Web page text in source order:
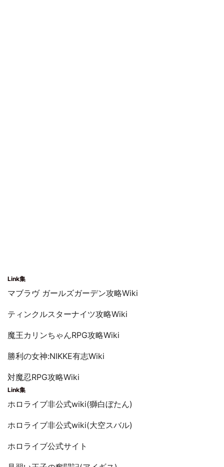
Link集
マブラヴ ガールズガーデン攻略Wiki
ティンクルスターナイツ攻略Wiki
魔王カリンちゃんRPG攻略Wiki
勝利の女神:NIKKE有志Wiki
対魔忍RPG攻略Wiki
Link集
ホロライブ非公式wiki(獅白ぼたん)
ホロライブ非公式wiki(大空スバル)
ホロライブ公式サイト